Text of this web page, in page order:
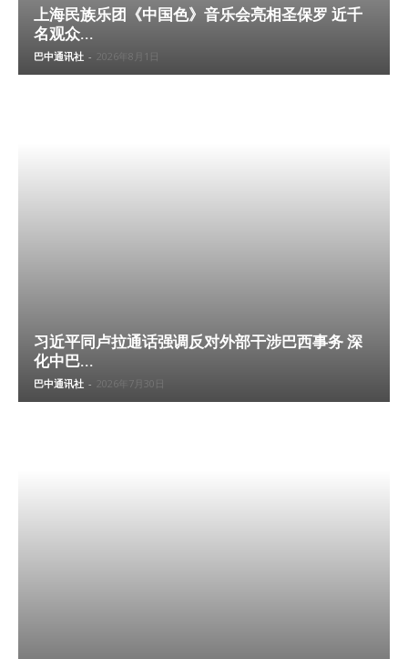
上海民族乐团《中国色》音乐会亮相圣保罗 近千
名观众...
巴中通讯社 - 2026年8月1日
习近平同卢拉通话强调反对外部干涉巴西事务 深
化中巴...
巴中通讯社 - 2026年7月30日